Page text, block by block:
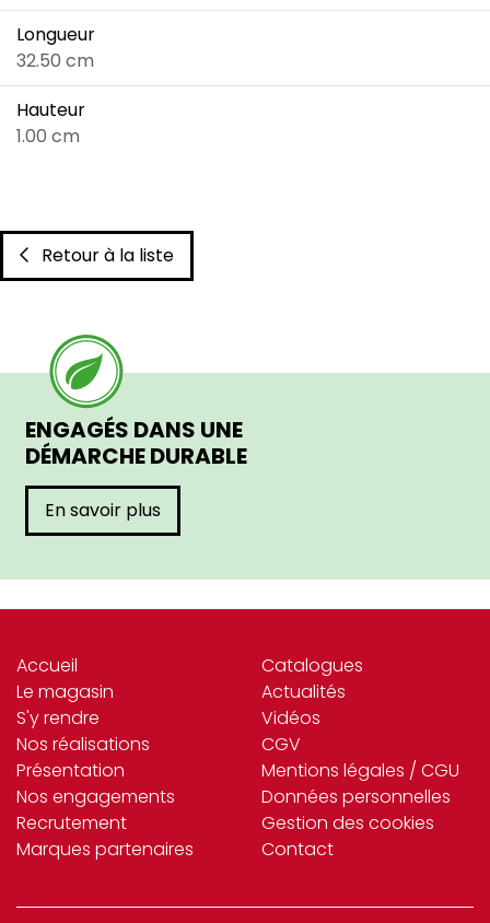
Longueur
32.50 cm
Hauteur
1.00 cm
Retour à la liste
ENGAGÉS DANS UNE
DÉMARCHE DURABLE
En savoir plus
Accueil
Le magasin
S'y rendre
Nos réalisations
Présentation
Nos engagements
Recrutement
Marques partenaires
Catalogues
Actualités
Vidéos
CGV
Mentions légales / CGU
Données personnelles
Gestion des cookies
Contact